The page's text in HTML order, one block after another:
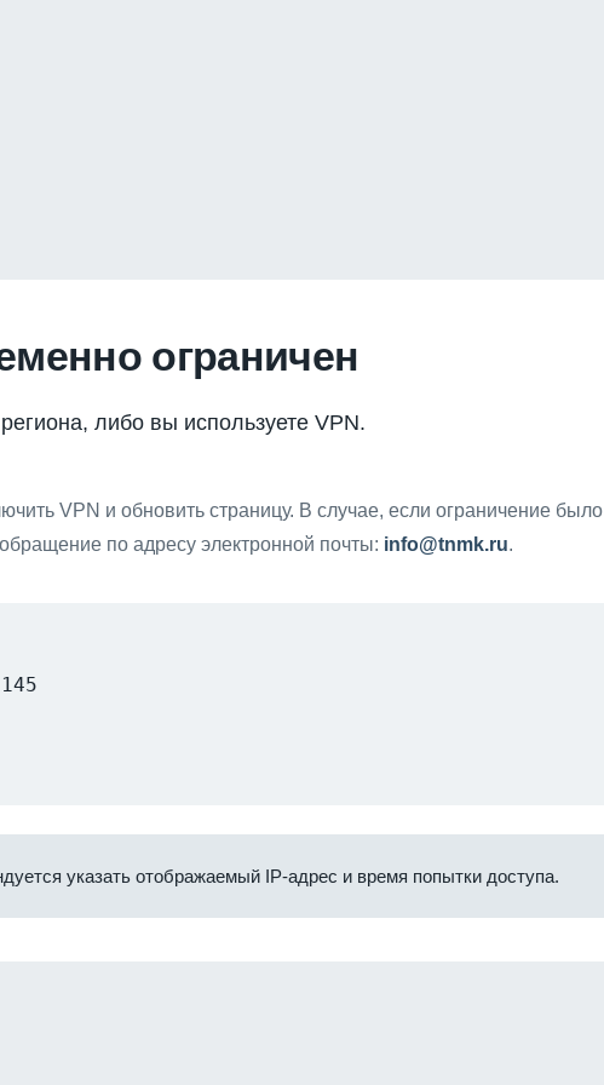
ограничен
либо вы используете VPN.
VPN и обновить страницу. В случае, если ограничение было
по адресу электронной почты: info@tnmk.ru.
указать отображаемый IP-адрес и время попытки доступа.